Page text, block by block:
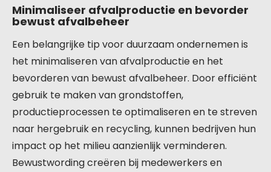
Minimaliseer afvalproductie en bevorder
bewust afvalbeheer
Een belangrijke tip voor duurzaam ondernemen is
het minimaliseren van afvalproductie en het
bevorderen van bewust afvalbeheer. Door efficiënt
gebruik te maken van grondstoffen,
productieprocessen te optimaliseren en te streven
naar hergebruik en recycling, kunnen bedrijven hun
impact op het milieu aanzienlijk verminderen.
Bewustwording creëren bij medewerkers en